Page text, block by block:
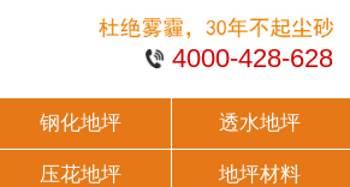
4000-428-628
钢化地坪 透水地坪
压花地坪 地坪材料